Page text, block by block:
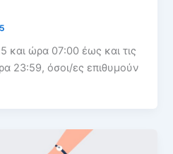
και ώρα 07:00 έως και τις
23:59, όσοι/ες επιθυμούν